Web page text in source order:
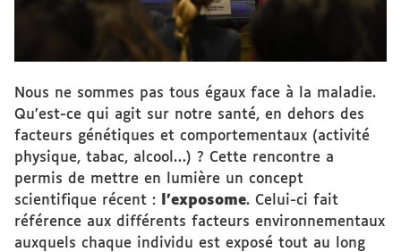
Nous ne sommes pas tous égaux face à la maladie.
Qu’est-ce qui agit sur notre santé, en dehors des
facteurs génétiques et comportementaux (activité
physique, tabac, alcool…) ? Cette rencontre a
permis de mettre en lumière un concept
scientifique récent :
l’exposome. Celui-ci fait
référence aux différents facteurs environnementaux
auxquels chaque individu est exposé tout au long